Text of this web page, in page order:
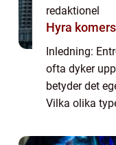
redaktionel
Hyra
Inledning:
ofta dyker
betyder det
Vilka olika
popularitet? I